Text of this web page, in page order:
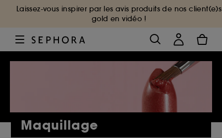
Laissez-vous inspirer par les avis produits de nos client(e)s
gold en vidéo !
Maquillage